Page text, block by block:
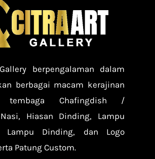
berpengalaman dalam
berbagai macam kerajinan
tembaga Chafingdish /
Hiasan Dinding, Lampu
Lampu Dinding, dan Logo
Patung Custom.